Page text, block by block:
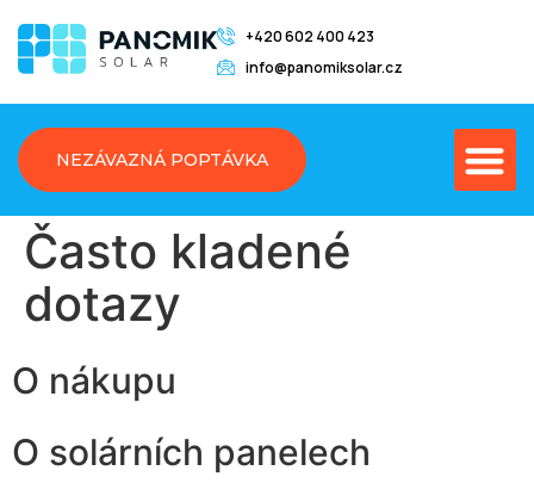
+420 602 400 423
info@panomiksolar.cz
NEZÁVAZNÁ POPTÁVKA
Často kladené
dotazy
O nákupu
O solárních panelech